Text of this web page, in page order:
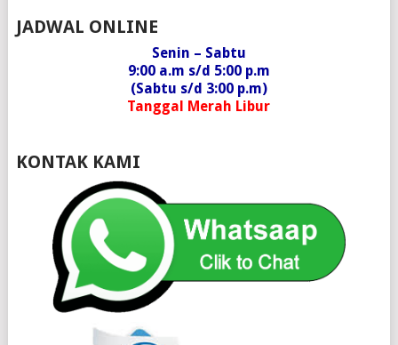
JADWAL ONLINE
Senin – Sabtu
9:00 a.m s/d 5:00 p.m
(Sabtu s/d 3:00 p.m)
Tanggal Merah Libur
KONTAK KAMI